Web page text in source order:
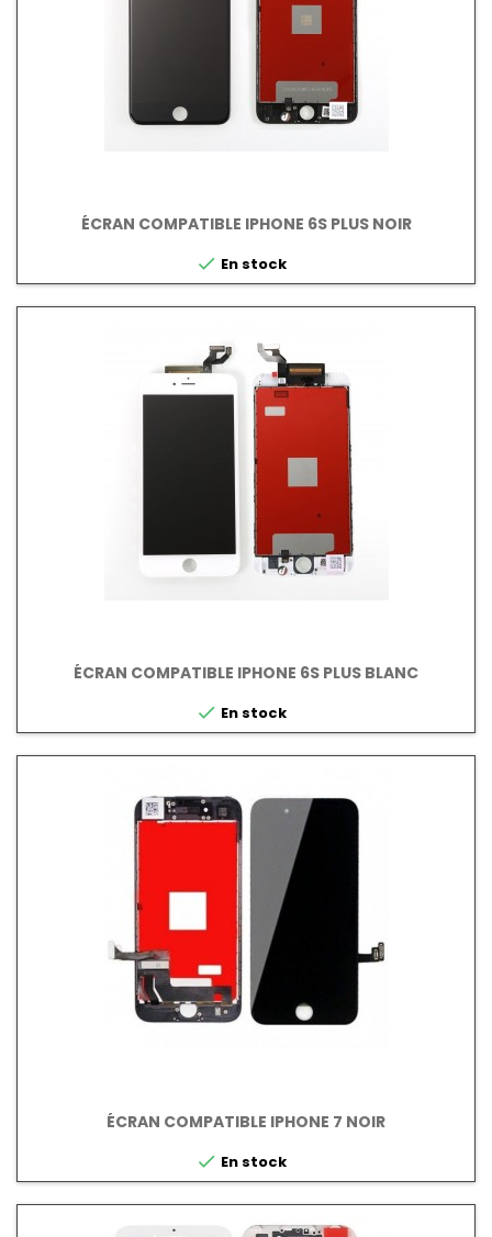
ÉCRAN COMPATIBLE IPHONE 6S PLUS NOIR
 En stock
ÉCRAN COMPATIBLE IPHONE 6S PLUS BLANC
 En stock
ÉCRAN COMPATIBLE IPHONE 7 NOIR
 En stock